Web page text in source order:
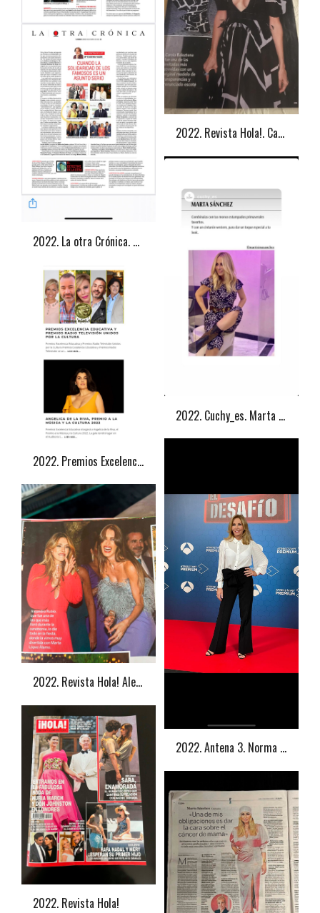
2022. La otra Crónica. Angélica de la Riva
2022. Revista Hola!. Carola Baleztena
2022. Cuchy_es. Marta Sánchez
2022. Premios Excelencia Educativa. Ángelica de la Riva
2022. Antena 3. Norma Duval
2022. Revista Hola! Alejandra Rubio
2022. Revista Hola!